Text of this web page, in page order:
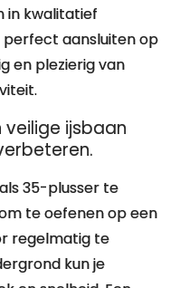
in kwalitatief
perfect aansluiten op
en plezierig van
ijsbaan
35-plusser te
te oefenen op een
regelmatig te
kun je